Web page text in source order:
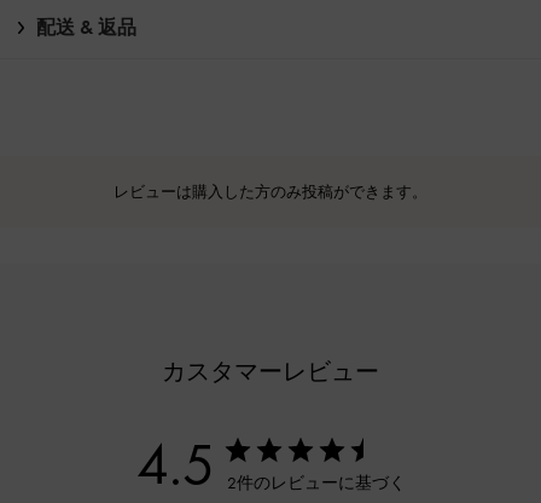
配送 & 返品
レビューは購入した方のみ投稿ができます。
カスタマーレビュー
4.5 2件のレビューに基づく